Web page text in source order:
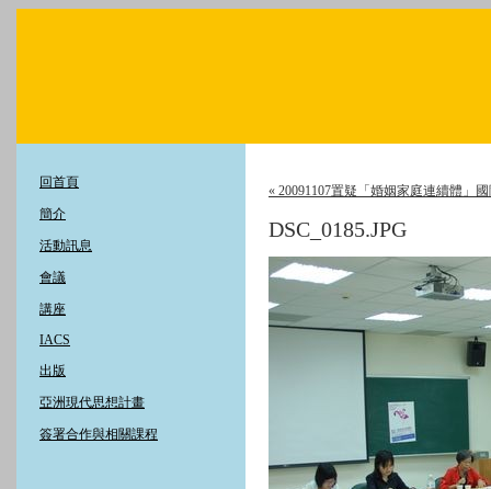
回首頁
簡介
活動訊息
會議
講座
IACS
出版
亞洲現代思想計畫
簽署合作與相關課程
« 20091107置疑「婚姻家庭連續體」
DSC_0185.JPG